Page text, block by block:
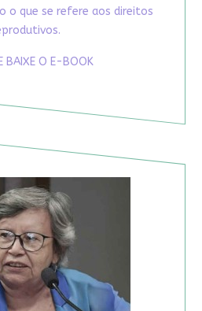
o que se refere aos direitos
BAIXE O E-BOOK